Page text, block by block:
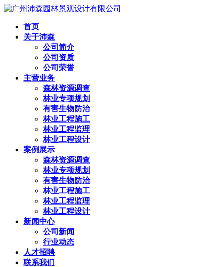
首页
关于沛森
公司简介
公司资质
公司荣誉
主营业务
森林资源调查
林业专项规划
有害生物防治
林业工程施工
林业工程监理
林业工程设计
案例展示
森林资源调查
林业专项规划
有害生物防治
林业工程施工
林业工程监理
林业工程设计
新闻中心
公司新闻
行业动态
人才招聘
联系我们